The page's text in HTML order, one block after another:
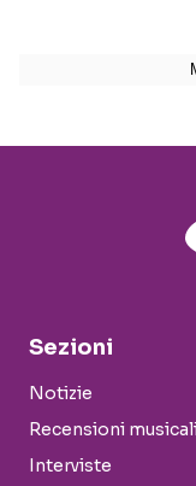
Sezioni
Notizie
Recensioni
Interviste